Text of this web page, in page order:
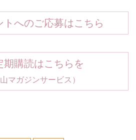
トへのご応募はこちら
期購読はこちらを
マガジンサービス）